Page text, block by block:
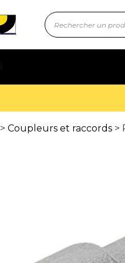
> Coupleurs et raccords >